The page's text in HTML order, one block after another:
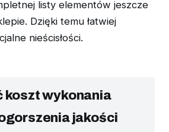
listy elementów jeszcze
Dzięki temu łatwiej
nieścisłości.
koszt wykonania
jakości